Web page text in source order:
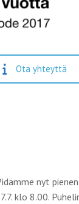
Ota yhteyttä
nyt
klo 8.00.